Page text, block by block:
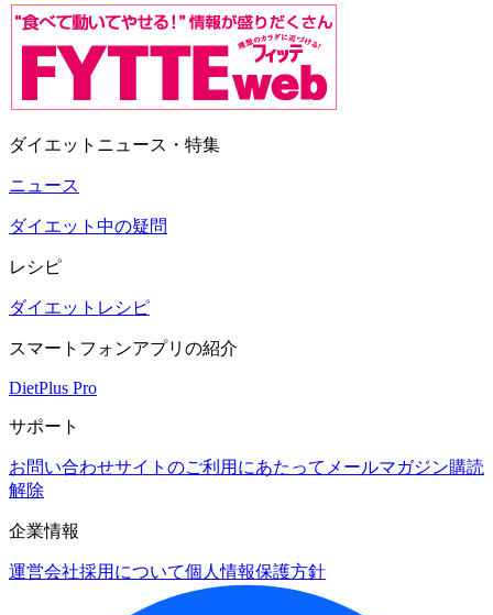
ダイエットニュース・特集
ニュース
ダイエット中の疑問
レシピ
ダイエットレシピ
スマートフォンアプリの紹介
DietPlus Pro
サポート
お問い合わせサイトのご利用にあたって メールマガジン購読
解除
企業情報
運営会社採用について個人情報保護方針